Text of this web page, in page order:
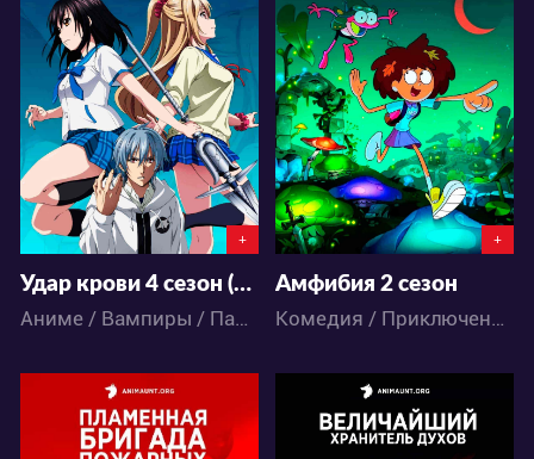
97067
34 274
+
Удар крови 4 сезон (2020)
Аниме / Вампиры / Паранормальное / Экшен / Фэнтези / Этти
19303
13 19
+
Амфибия 2 сезон
Комедия / Приключения / Мультфильмы